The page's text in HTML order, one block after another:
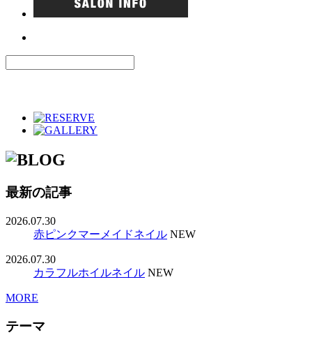
最新の記事
2026.07.30
赤ピンクマーメイドネイル NEW
2026.07.30
カラフルホイルネイル NEW
MORE
テーマ